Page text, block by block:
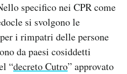
specifico nei CPR come
si svolgono le
i rimpatri delle persone
da paesi cosiddetti
“decreto Cutro” approvato